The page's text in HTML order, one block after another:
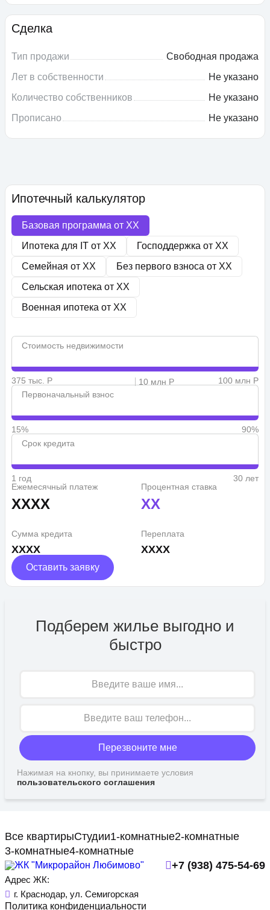
Сделка
Тип продажи
Свободная продажа
Лет в собственности
Не указано
Количество собственников
Не указано
Прописано
Не указано
Ипотечный калькулятор
Базовая программа от XX
Ипотека для IT от XX Господдержка от XX
Семейная от XX Без первого взноса от XX
Сельская ипотека от XX
Военная ипотека от XX
Стоимость недвижимости
375 тыс. Р 10 млн Р
100 млн Р
Первоначальный взнос
15%
90%
Срок кредита
1 год
30 лет
Ежемесячный платеж
XXXX
Процентная ставка
XX
Сумма кредита
XXXX
Переплата
XXXX
Оставить заявку
Подберем жилье выгодно и
быстро
Перезвоните мне
Нажимая на кнопку, вы принимаете условия
пользовательского соглашения
Все квартирыСтудии1-комнатные2-комнатные
3-комнатные4-комнатные
Адрес ЖК:
г. Краснодар, ул. Семигорская
+7 (938) 475-54-69
Политика конфиденциальности